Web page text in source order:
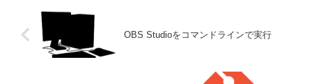
OBS Studioをコマンドラインで実行